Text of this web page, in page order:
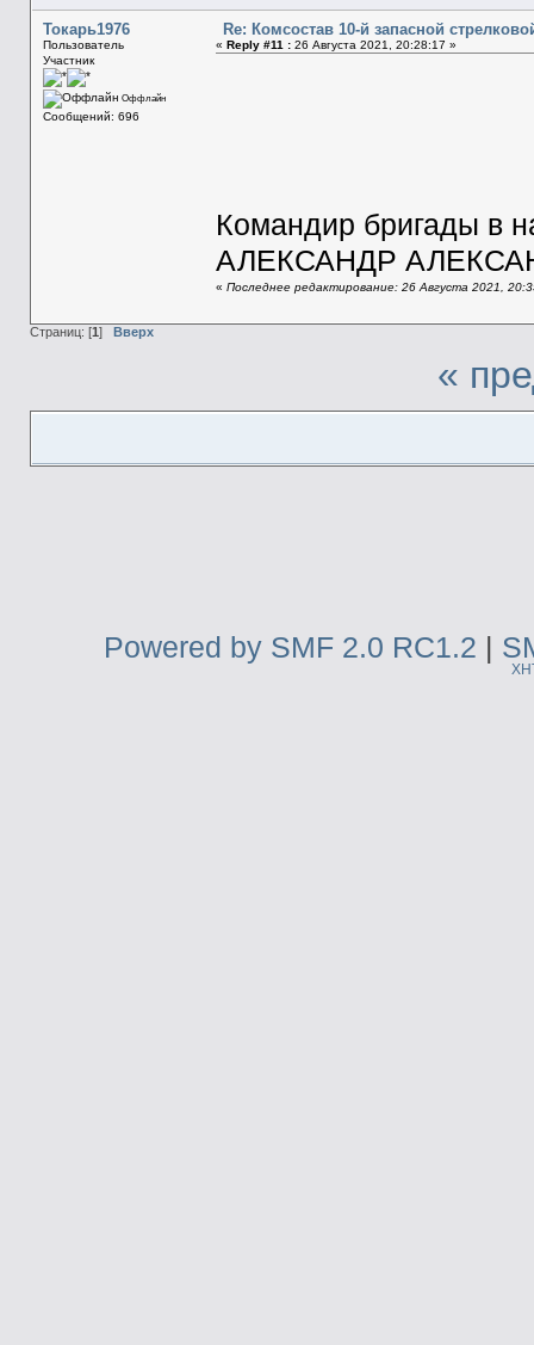
Токарь1976
Пользователь
Участник
Оффлайн
Сообщений: 696
Re: Комсостав 10-й запасной
« Reply #11 :26 Августа 2021, 20:28:17 »
Командир бригады в
АЛЕКСАНДР
« Последнее редактирование: 26 Августа 2021,
Страниц: [1 ] Вверх
«
Powered by SMF 2.0 RC1.2 |